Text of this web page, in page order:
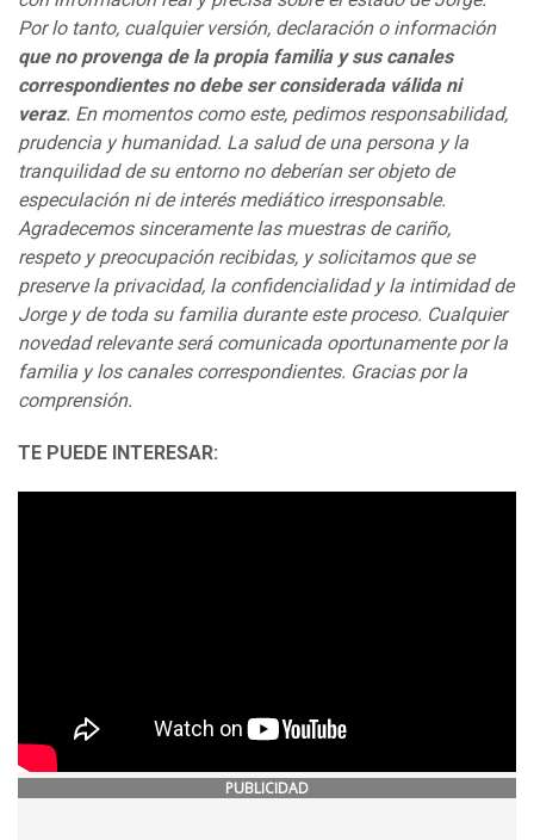
Por lo tanto, cualquier versión, declaración o información
que no provenga de la propia familia y sus canales
correspondientes no debe ser considerada válida ni
veraz. En momentos como este, pedimos responsabilidad,
prudencia y humanidad. La salud de una persona y la
tranquilidad de su entorno no deberían ser objeto de
especulación ni de interés mediático irresponsable.
Agradecemos sinceramente las muestras de cariño,
respeto y preocupación recibidas, y solicitamos que se
preserve la privacidad, la confidencialidad y la intimidad de
Jorge y de toda su familia durante este proceso. Cualquier
novedad relevante será comunicada oportunamente por la
familia y los canales correspondientes. Gracias por la
comprensión.
TE PUEDE INTERESAR:
PUBLICIDAD